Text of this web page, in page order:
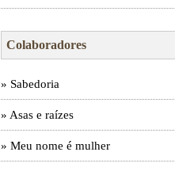
Colaboradores
» Sabedoria
» Asas e raízes
» Meu nome é mulher